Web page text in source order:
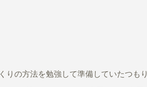
りの方法を勉強して準備していたつも